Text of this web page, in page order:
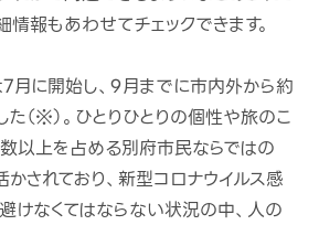
情報もあわせてチェックできます。
月に開始し、9月までに市内外から約
（※）。ひとりひとりの個性や旅のこ
以上を占める別府市民ならではの
かされており、新型コロナウイルス感
けなくてはならない状況の中、人の